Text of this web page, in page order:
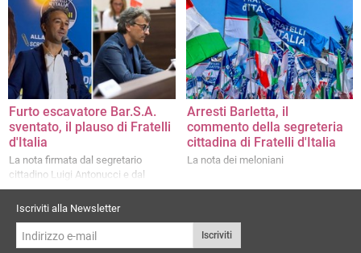
dito"
Furto escavatore Bar.S.A.
sventato, il plauso di Fratelli
d'Italia
La nota firmata dal segretario
cittadino Luigi Antonucci e dal
capogruppo consiliare Riccardo
Memeo
Arresti Barletta, il
commento della segreteria
cittadina di Fratelli d'Italia
La nota dei meloniani
Iscriviti alla Newsletter
Iscriviti